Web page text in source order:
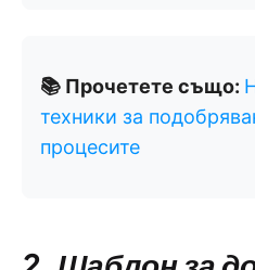
📚 Прочетете също:
техники за
процесите